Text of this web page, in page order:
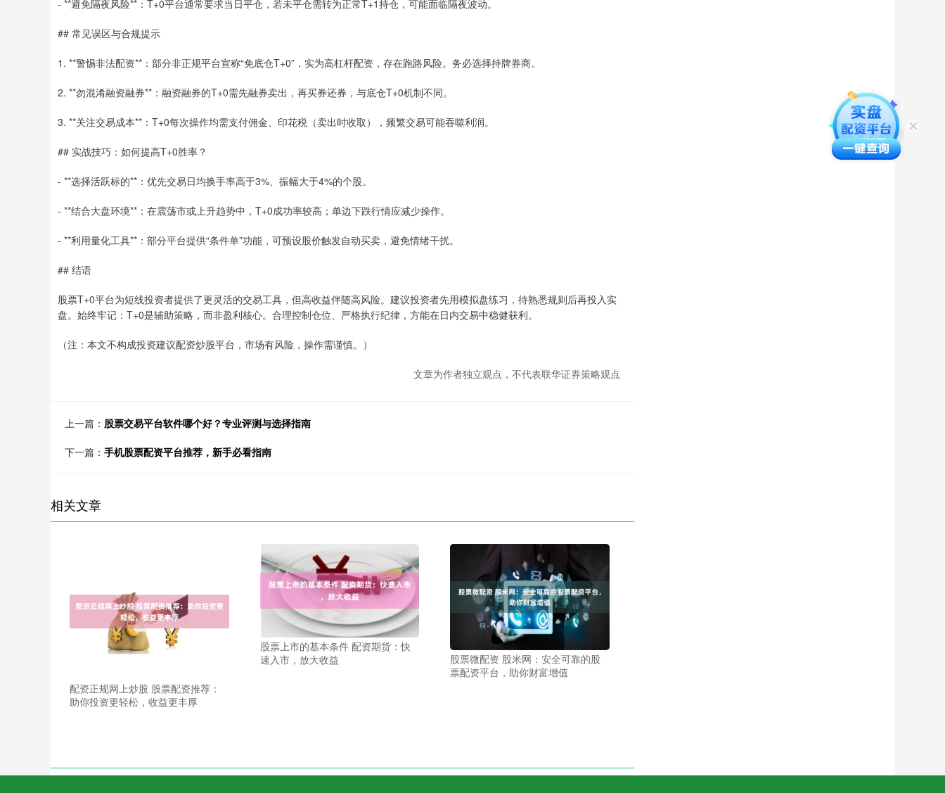
- **避免隔夜风险**：T+0平台通常要求当日平仓，若未平仓需转为正常T+1持仓，可能面临隔夜波动。
## 常见误区与合规提示
1. **警惕非法配资**：部分非正规平台宣称“免底仓T+0”，实为高杠杆配资，存在跑路风险。务必选择持牌券商。
2. **勿混淆融资融券**：融资融券的T+0需先融券卖出，再买券还券，与底仓T+0机制不同。
3. **关注交易成本**：T+0每次操作均需支付佣金、印花税（卖出时收取），频繁交易可能吞噬利润。
## 实战技巧：如何提高T+0胜率？
- **选择活跃标的**：优先交易日均换手率高于3%、振幅大于4%的个股。
- **结合大盘环境**：在震荡市或上升趋势中，T+0成功率较高；单边下跌行情应减少操作。
- **利用量化工具**：部分平台提供“条件单”功能，可预设股价触发自动买卖，避免情绪干扰。
## 结语
股票T+0平台为短线投资者提供了更灵活的交易工具，但高收益伴随高风险。建议投资者先用模拟盘练习，待熟悉规则后再投入实
盘。始终牢记：T+0是辅助策略，而非盈利核心。合理控制仓位、严格执行纪律，方能在日内交易中稳健获利。
（注：本文不构成投资建议配资炒股平台，市场有风险，操作需谨慎。）
文章为作者独立观点，不代表联华证券策略观点
上一篇： 股票交易平台软件哪个好？专业评测与选择指南
下一篇： 手机股票配资平台推荐，新手必看指南
相关文章
配资正规网上炒股 股票配资推荐：
助你投资更轻松，收益更丰厚
股票上市的基本条件 配资期货：快
速入市，放大收益
股票微配资 股米网：安全可靠的股
票配资平台，助你财富增值